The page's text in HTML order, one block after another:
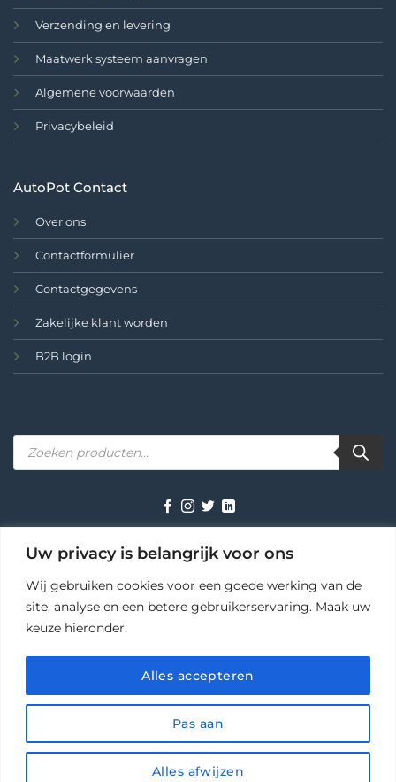
Uw privacy is belangrijk voor ons
Wij gebruiken cookies voor een goede werking van de
site, analyse en een betere gebruikerservaring. Maak uw
keuze hieronder.
Pas aan
Alles afwijzen
Alles accepteren
Pak 10% korting op je hele bestelling — vul de code in
KOPIEER CODE SALE10
Shop nu →
Verzending en levering
Maatwerk systeem aanvragen
Algemene voorwaarden
Privacybeleid
AutoPot Contact
Over ons
Contactformulier
Contactgegevens
Zakelijke klant worden
B2B login
Producten
zoeken